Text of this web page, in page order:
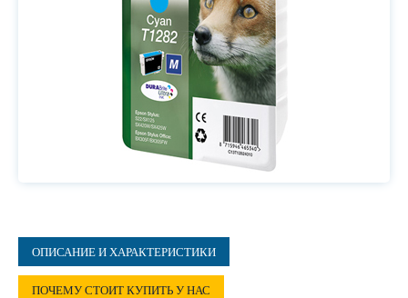
ОПИСАНИЕ И ХАРАКТЕРИСТИКИ
ПОЧЕМУ СТОИТ КУПИТЬ У НАС